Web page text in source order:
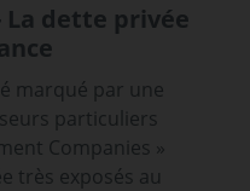
La dette privée
marqué par une
particuliers
Companies »
très exposés au